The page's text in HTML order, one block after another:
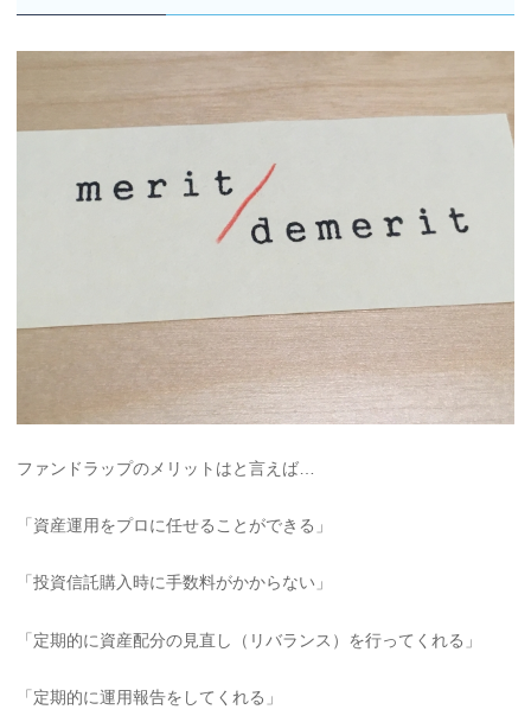
ファンドラップのメリットはと言えば…
「資産運用をプロに任せることができる」
「投資信託購入時に手数料がかからない」
「定期的に資産配分の見直し（リバランス）を行ってくれる」
「定期的に運用報告をしてくれる」